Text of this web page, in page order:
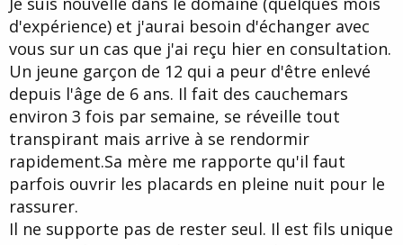
d
e
a
d
i
c
u
s
i
o
t
d'expérience) et j'aurai besoin d'échanger avec
vous sur un cas que j'ai reçu hier en consultation.
Un jeune garçon de 12 qui a peur d'être enlevé
depuis l'âge de 6 ans. Il fait des cauchemars
environ 3 fois par semaine, se réveille tout
transpirant mais arrive à se rendormir
rapidement.Sa mère me rapporte qu'il faut
parfois ouvrir les placards en pleine nuit pour le
rassurer.
Il ne supporte pas de rester seul. Il est fils unique